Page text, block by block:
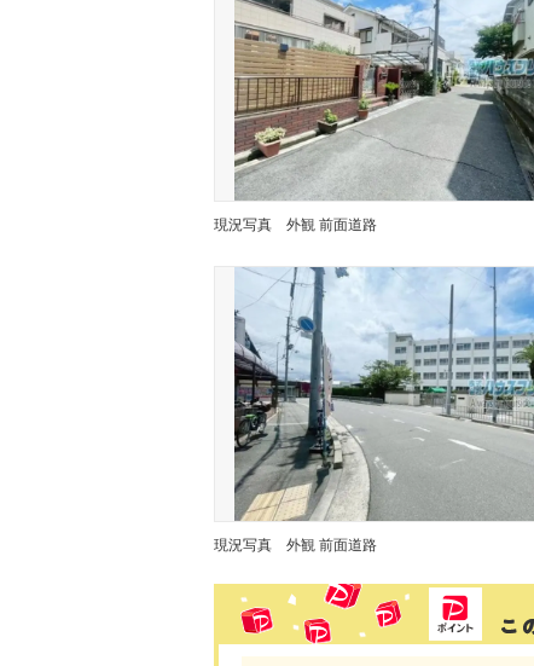
現況写真 外観 前面道路
現況写真 外観 前面道路